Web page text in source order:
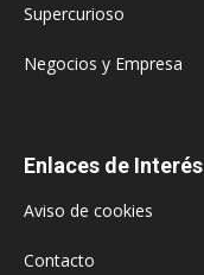
Supercurioso
Negocios y Empresa
Enlaces de Interés
Aviso de cookies
Contacto